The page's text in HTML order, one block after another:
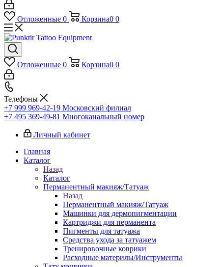
Отложенные 0 Корзина0 0
Отложенные 0 Корзина0 0
Телефоны
+7 999 969-42-19 Московский филиал
+7 495 369-49-81 Многоканальный номер
Личный кабинет
Главная
Каталог
Назад
Каталог
Перманентный макияж/Татуаж
Назад
Перманентный макияж/Татуаж
Машинки для дермопигментации
Картриджи для перманента
Пигменты для татуажа
Средства ухода за татуажем
Тренировочные коврики
Расходные материлы/Инструменты